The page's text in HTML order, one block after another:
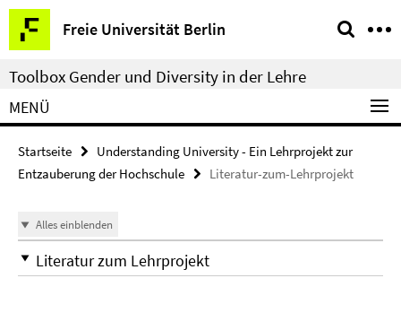
Springe
direkt
zu
Inhalt
Freie Universität Berlin
Service-
Navigation
Toolbox Gender und Diversity in der Lehre
MENÜ
Startseite
Understanding University - Ein Lehrprojekt zur
Entzauberung der Hochschule
Literatur-zum-Lehrprojekt
Alles einblenden
Literatur zum Lehrprojekt